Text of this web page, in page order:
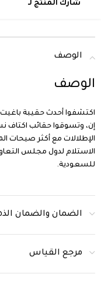
شارك المنتج لـ
الوصف
الوصف
اكتشفوا أحدث حقيبة
إن، وتسوقوا حقائب اكتاف
الإطلالات مع أكثر صيحات
للسعودية.
الضمان والضمان
مرجع القياس